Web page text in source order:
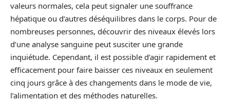
valeurs normales, cela peut signaler une souffrance
hépatique ou d’autres déséquilibres dans le corps. Pour de
nombreuses personnes, découvrir des niveaux élevés lors
d’une analyse sanguine peut susciter une grande
inquiétude. Cependant, il est possible d’agir rapidement et
efficacement pour faire baisser ces niveaux en seulement
cinq jours grâce à des changements dans le mode de vie,
l’alimentation et des méthodes naturelles.